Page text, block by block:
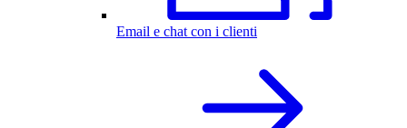
Email e chat con i clienti